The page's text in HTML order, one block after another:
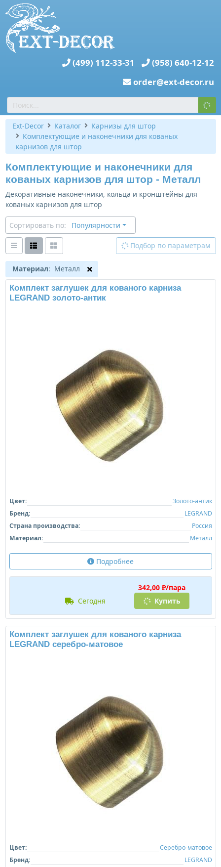
(499) 112-33-31
(958) 640-12-12
order@ext-decor.ru
Ext-Decor Каталог
Карнизы для штор
Комплектующие и наконечники для кованых
карнизов для штор
Комплектующие и наконечники для
кованых карнизов для штор - Металл
Декоративные наконечники, кольца и кронштейны для
кованых карнизов для штор
Сортировать по: Популярности
Подбор по параметрам
Материал: Металл
Комплект заглушек для кованого карниза
LEGRAND золото-антик
Цвет:
Золото-антик
Бренд:
LEGRAND
Страна производства:
Россия
Материал:
Металл
Подробнее
342,00 ₽/пара
сегодня
Купить
Комплект заглушек для кованого карниза
LEGRAND серебро-матовое
Цвет:
Серебро-матовое
Бренд:
LEGRAND